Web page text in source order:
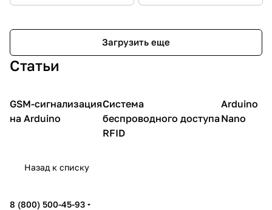
Загрузить еще
Статьи
Проекты
GSM-сигнализация
на Arduino
Проекты
Система
беспроводного доступа
RFID
Arduino
платы
Arduino
Nano
Назад к списку
8 (800) 500-45-93